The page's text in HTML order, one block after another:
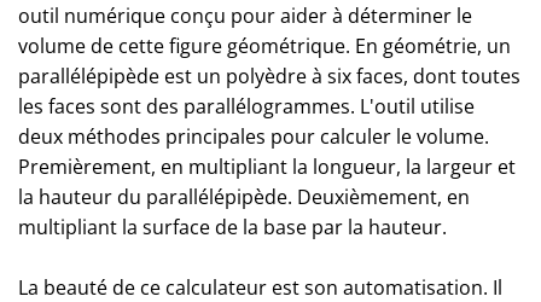
outil numérique conçu pour aider à déterminer le
volume de cette figure géométrique. En géométrie, un
parallélépipède est un polyèdre à six faces, dont toutes
les faces sont des parallélogrammes. L'outil utilise
deux méthodes principales pour calculer le volume.
Premièrement, en multipliant la longueur, la largeur et
la hauteur du parallélépipède. Deuxièmement, en
multipliant la surface de la base par la hauteur.
La beauté de ce calculateur est son automatisation. Il